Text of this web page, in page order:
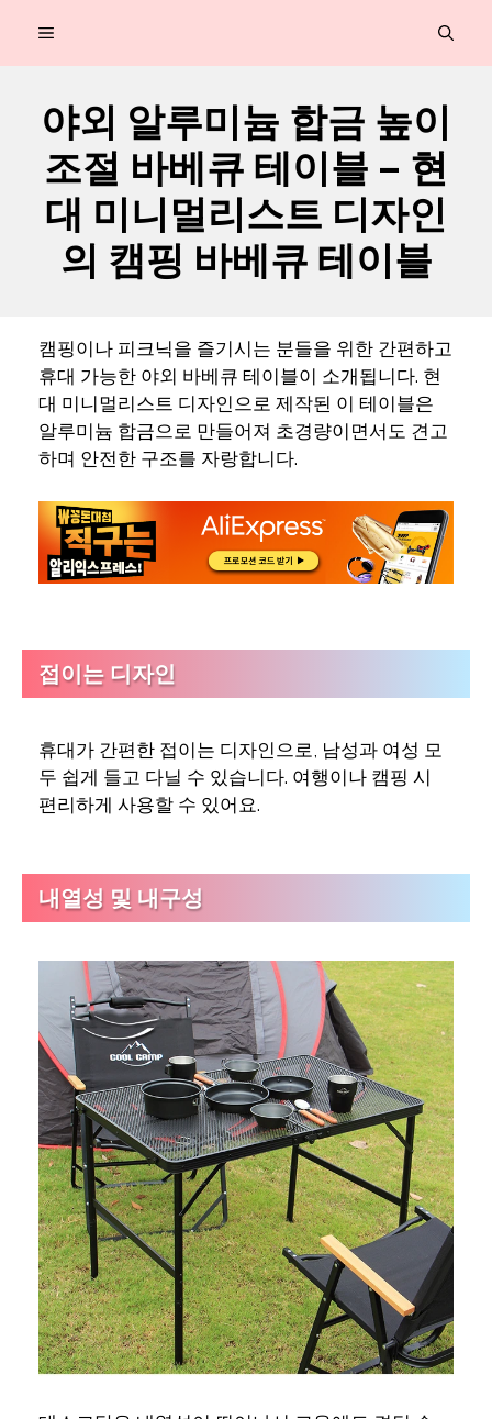
MENU
야외 알루미늄 합금 높이
조절 바베큐 테이블 – 현
대 미니멀리스트 디자인
의 캠핑 바베큐 테이블
캠핑이나 피크닉을 즐기시는 분들을 위한 간편하고
휴대 가능한 야외 바베큐 테이블이 소개됩니다. 현
대 미니멀리스트 디자인으로 제작된 이 테이블은
알루미늄 합금으로 만들어져 초경량이면서도 견고
하며 안전한 구조를 자랑합니다.
접이는 디자인
휴대가 간편한 접이는 디자인으로, 남성과 여성 모
두 쉽게 들고 다닐 수 있습니다. 여행이나 캠핑 시
편리하게 사용할 수 있어요.
내열성 및 내구성